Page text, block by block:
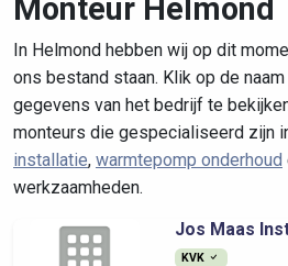
Monteur Helmond
In Helmond hebben wij op dit
ons bestand staan. Klik op de
gegevens van het bedrijf te
monteurs die gespecialiseerd zijn
installatie, warmtepomp onderhoud
werkzaamheden.
Jos Maas
KVK